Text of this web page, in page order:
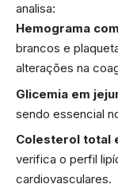
analisa:
Hemograma
brancos e
alterações na
Glicemia em
sendo essencial
Colesterol total
verifica o perfil
cardiovasculares.